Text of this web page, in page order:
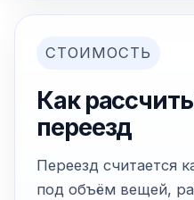
СТОИМОСТЬ
Как
переезд
Переезд считается
под объём вещей,